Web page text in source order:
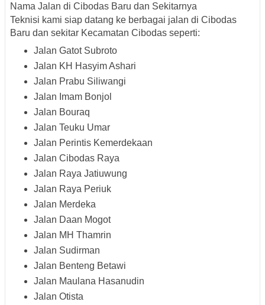
Nama Jalan di Cibodas Baru dan Sekitarnya
Teknisi kami siap datang ke berbagai jalan di Cibodas
Baru dan sekitar Kecamatan Cibodas seperti:
Jalan Gatot Subroto
Jalan KH Hasyim Ashari
Jalan Prabu Siliwangi
Jalan Imam Bonjol
Jalan Bouraq
Jalan Teuku Umar
Jalan Perintis Kemerdekaan
Jalan Cibodas Raya
Jalan Raya Jatiuwung
Jalan Raya Periuk
Jalan Merdeka
Jalan Daan Mogot
Jalan MH Thamrin
Jalan Sudirman
Jalan Benteng Betawi
Jalan Maulana Hasanudin
Jalan Otista